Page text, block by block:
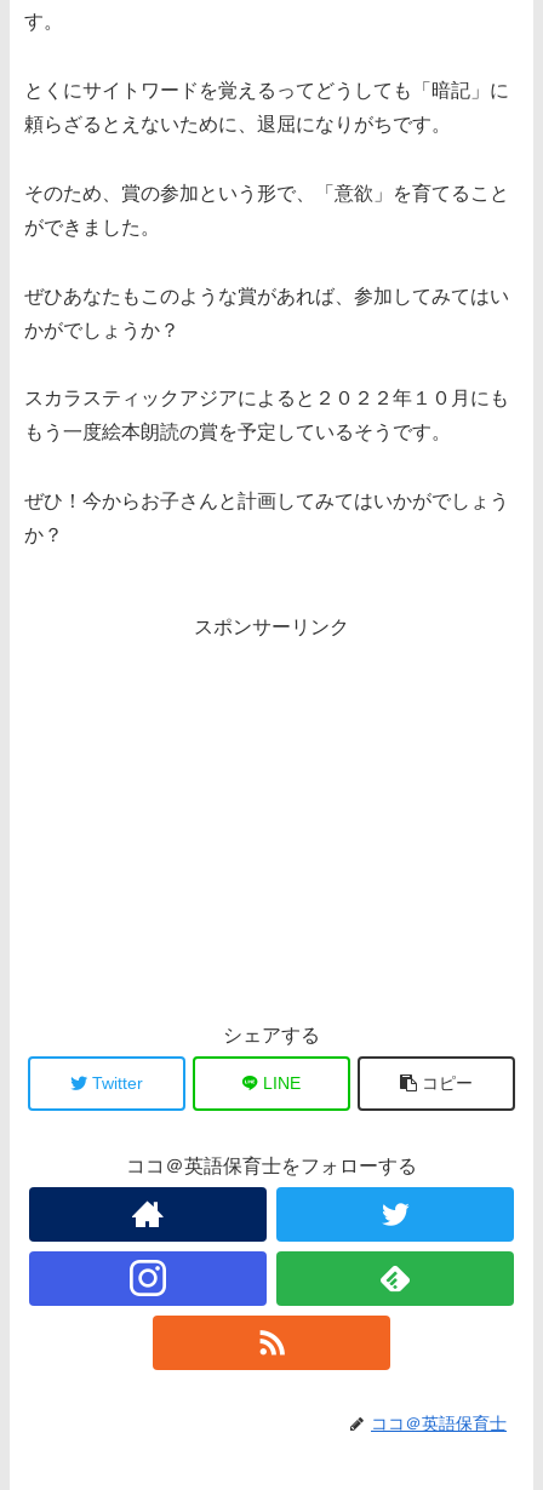
す。
とくにサイトワードを覚えるってどうしても「暗記」に
頼らざるとえないために、退屈になりがちです。
そのため、賞の参加という形で、「意欲」を育てること
ができました。
ぜひあなたもこのような賞があれば、参加してみてはい
かがでしょうか？
スカラスティックアジアによると２０２２年１０月にも
もう一度絵本朗読の賞を予定しているそうです。
ぜひ！今からお子さんと計画してみてはいかがでしょう
か？
スポンサーリンク
シェアする
Twitter LINE コピー
ココ＠英語保育士をフォローする
ココ＠英語保育士